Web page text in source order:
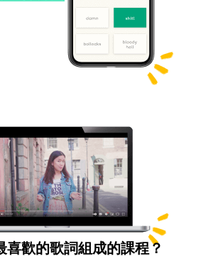
喜歡的歌詞組成的課程？